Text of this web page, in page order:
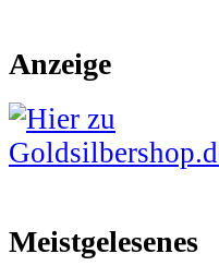
Anzeige
Meistgelesenes